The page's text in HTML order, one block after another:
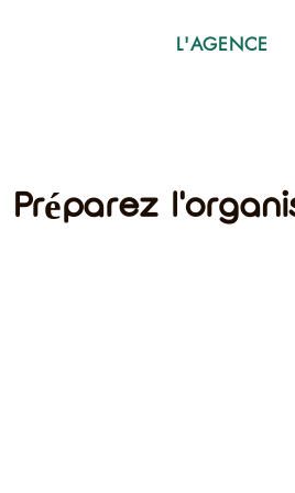
L'AGENCE
Préparez